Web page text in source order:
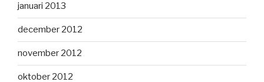
januari 2013
december 2012
november 2012
oktober 2012